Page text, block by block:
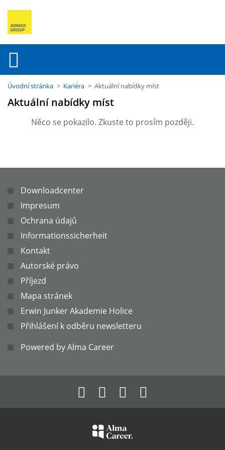
Úvodní stránka > Kariéra > Aktuální nabídky míst
Aktuální nabídky míst
Něco se pokazilo. Zkuste to prosím později.
Downloadcenter
Impresum
Ochrana údajů
Informationssicherheit
Kontakt
Autorské právo
Příjezd
Mapa stránek
Erwin Junker Akademie Holice
Přihlášení k odběru newsletteru
Powered by Alma Career